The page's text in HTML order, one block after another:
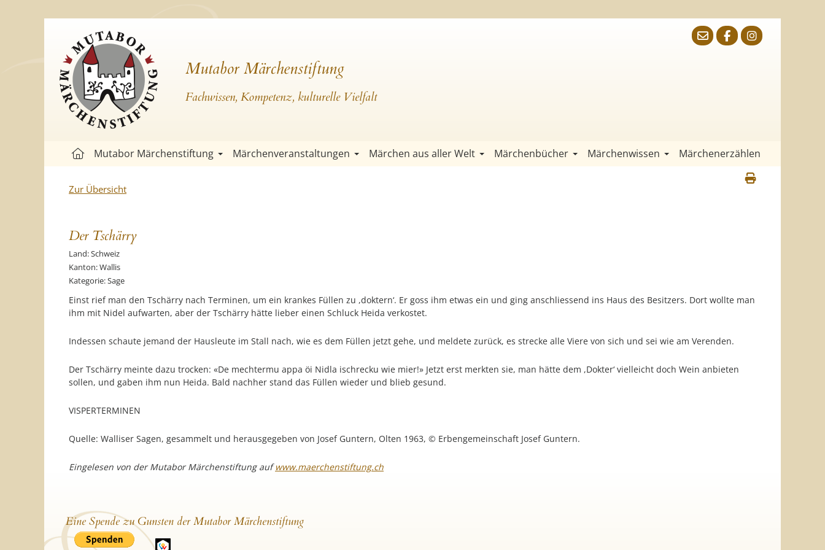
Mutabor Märchenstiftung
Fachwissen, Kompetenz, kulturelle Vielfalt
Mutabor Märchenstiftung Märchenveranstaltungen Märchen aus aller Welt Märchenbücher Märchenwissen Märchenerzählen
Zur Übersicht
Der Tschärry
Land: Schweiz
Kanton: Wallis
Kategorie: Sage
Einst rief man den Tschärry nach Terminen, um ein krankes Füllen zu ,doktern‘. Er goss ihm etwas ein und ging anschliessend ins Haus des Besitzers. Dort wollte man
ihm mit Nidel aufwarten, aber der Tschärry hätte lieber einen Schluck Heida verkostet.
Indessen schaute jemand der Hausleute im Stall nach, wie es dem Füllen jetzt gehe, und meldete zurück, es strecke alle Viere von sich und sei wie am Verenden.
Der Tschärry meinte dazu trocken: «De mechtermu appa öi Nidla ischrecku wie mier!» Jetzt erst merkten sie, man hätte dem ,Dokter‘ vielleicht doch Wein anbieten
sollen, und gaben ihm nun Heida. Bald nachher stand das Füllen wieder und blieb gesund.
VISPERTERMINEN
Quelle: Walliser Sagen, gesammelt und herausgegeben von Josef Guntern, Olten 1963, © Erbengemeinschaft Josef Guntern.
Eingelesen von der Mutabor Märchenstiftung aufwww.maerchenstiftung.ch
Eine Spende zu Gunsten der Mutabor Märchenstiftung